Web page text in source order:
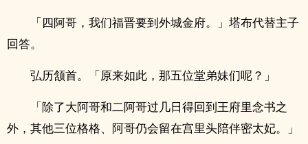
「四阿哥，我们福晋要到外城金府。」塔布代替主子
回答。
弘历颔首。「原来如此，那五位堂弟妹们呢？」
「除了大阿哥和二阿哥过几日得回到王府里念书之
外，其他三位格格、阿哥仍会留在宫里头陪伴密太妃。」